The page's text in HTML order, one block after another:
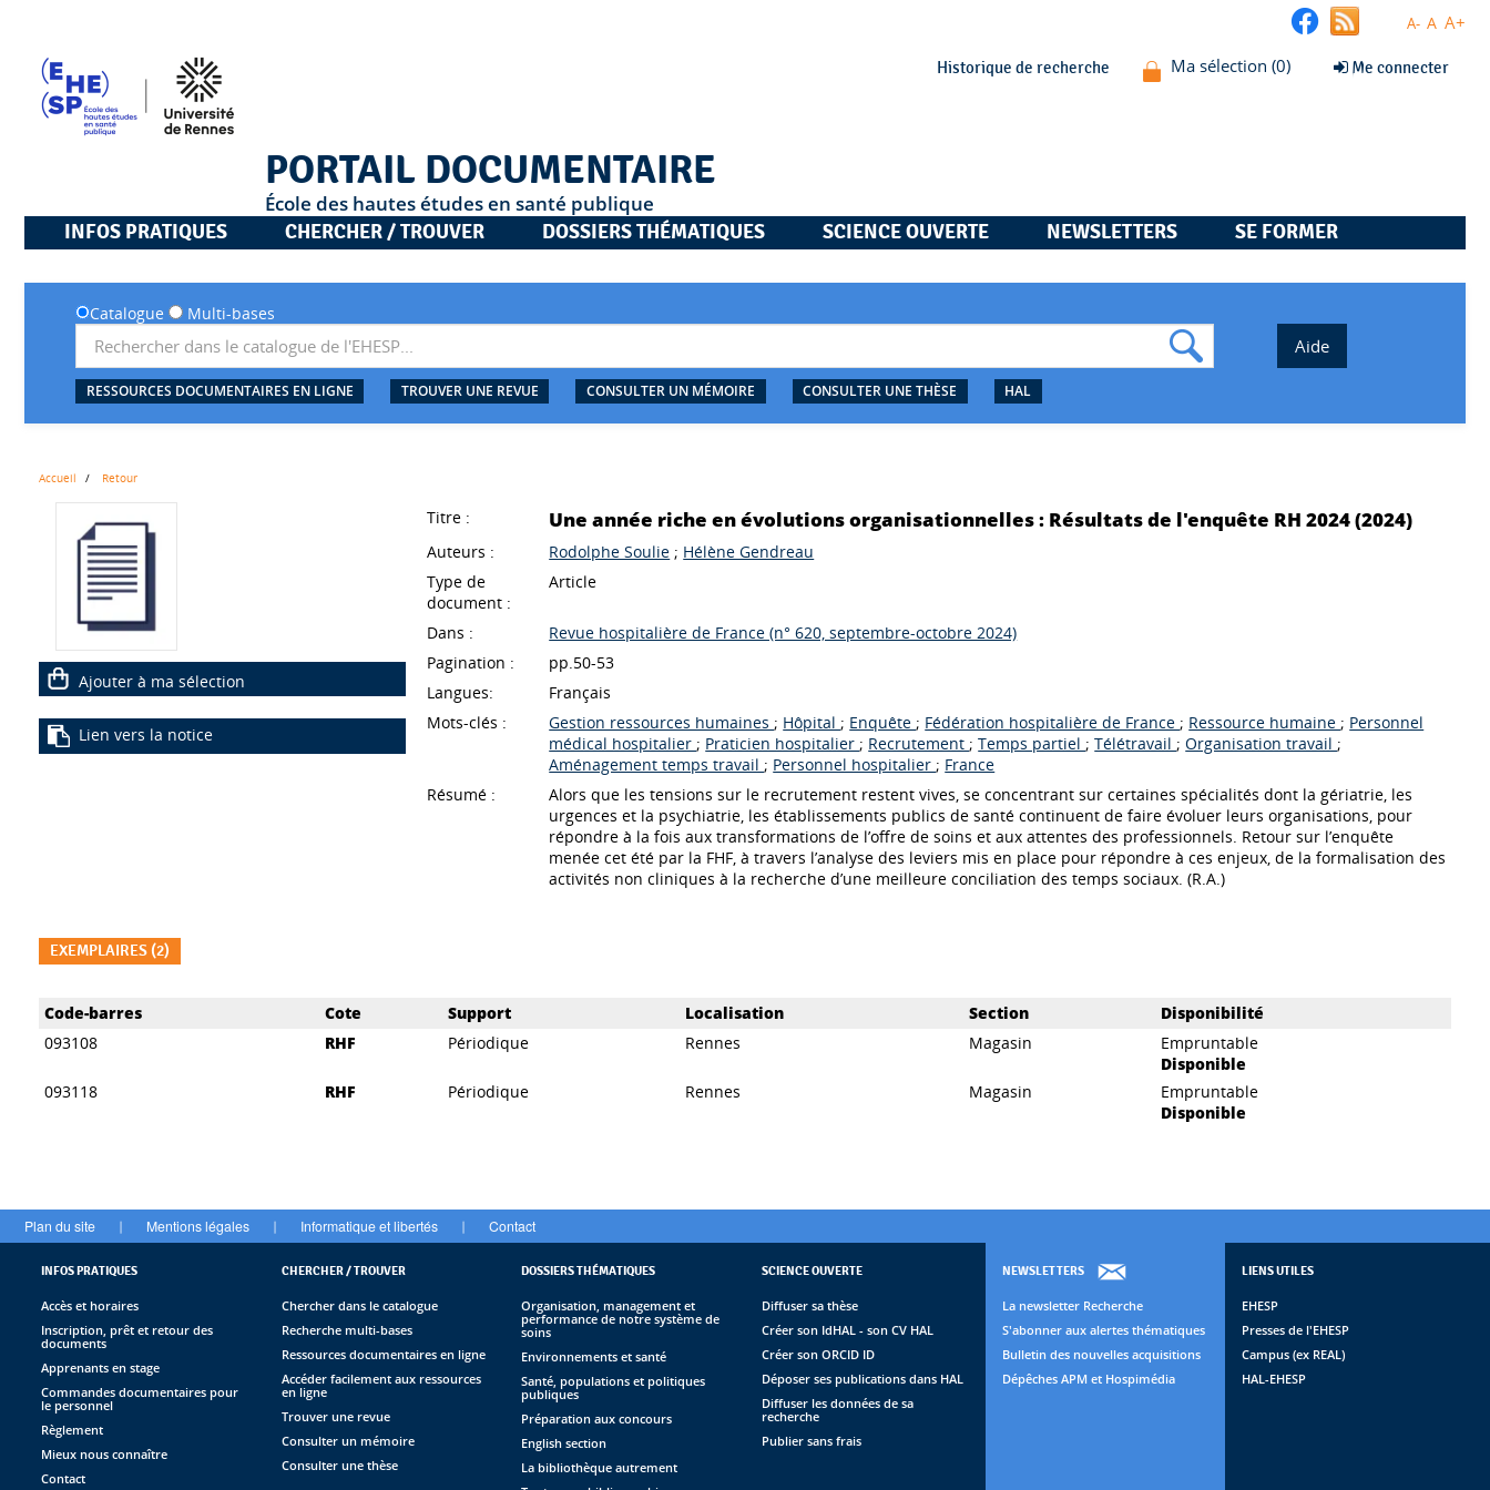
A- A A+
Historique de recherche Me connecter
PORTAIL DOCUMENTAIRE
École des hautes études en santé publique
INFOS PRATIQUES
CHERCHER / TROUVER DOSSIERS THÉMATIQUES SCIENCE OUVERTE NEWSLETTERS SE FORMER
Catalogue Multi-bases
RESSOURCES DOCUMENTAIRES EN LIGNE TROUVER UNE REVUE CONSULTER UN MÉMOIRE CONSULTER UNE THÈSE HAL
Accueil Retour
Ajouter à ma sélection
Lien vers la notice
Titre : Une année riche en évolutions organisationnelles : Résultats de l'enquête RH 2024 (2024)
Auteurs : Rodolphe Soulie ; Hélène Gendreau
Type de
document :
Article
Dans :
Revue hospitalière de France (n° 620, septembre-octobre 2024)
Pagination :
pp.50-53
Langues:
Français
Mots-clés :
Gestion ressources humaines ; Hôpital ; Enquête ; Fédération hospitalière de France ; Ressource humaine ; Personnel
médical hospitalier ; Praticien hospitalier ; Recrutement ; Temps partiel ; Télétravail ; Organisation travail ;
Aménagement temps travail ; Personnel hospitalier ; France
Résumé :
Alors que les tensions sur le recrutement restent vives, se concentrant sur certaines spécialités dont la gériatrie, les
urgences et la psychiatrie, les établissements publics de santé continuent de faire évoluer leurs organisations, pour
répondre à la fois aux transformations de l’offre de soins et aux attentes des professionnels. Retour sur l’enquête
menée cet été par la FHF, à travers l’analyse des leviers mis en place pour répondre à ces enjeux, de la formalisation des
activités non cliniques à la recherche d’une meilleure conciliation des temps sociaux. (R.A.)
EXEMPLAIRES (2)
Liste des exemplaires
Code-barres Cote Support Localisation Section
Disponibilité
093108
RHF Périodique Rennes Magasin
Empruntable
Disponible
093118
RHF Périodique Rennes Magasin
Empruntable
Disponible
Plan du site | Mentions légales | Informatique et libertés | Contact
INFOS PRATIQUES
Accès et horaires
Inscription, prêt et retour des
documents
Apprenants en stage
Commandes documentaires pour
le personnel
Règlement
Mieux nous connaître
Contact
CHERCHER / TROUVER
Chercher dans le catalogue
Recherche multi-bases
Ressources documentaires en ligne
Accéder facilement aux ressources
en ligne
Trouver une revue
Consulter un mémoire
Consulter une thèse
DOSSIERS THÉMATIQUES
Organisation, management et
performance de notre système de
soins
Environnements et santé
Santé, populations et politiques
publiques
Préparation aux concours
English section
La bibliothèque autrement
SCIENCE OUVERTE
Diffuser sa thèse
Créer son IdHAL - son CV HAL
Créer son ORCID ID
Déposer ses publications dans HAL
Diffuser les données de sa
recherche
Publier sans frais
NEWSLETTERS
La newsletter Recherche
S'abonner aux alertes thématiques
Bulletin des nouvelles acquisitions
Dépêches APM et Hospimédia
LIENS UTILES
EHESP
Presses de l'EHESP
Campus (ex REAL)
HAL-EHESP